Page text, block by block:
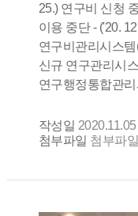
25.) 연구비 신청
이용 중단 - ('20.
연구비관리시스템
신규 연구관리시
연구행정통합관
작성일 2020.11.05
첨부파일 첨부파